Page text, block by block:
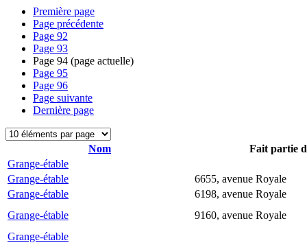
Première page
Page précédente
Page 92
Page 93
Page 94 (page actuelle)
Page 95
Page 96
Page suivante
Dernière page
Nom
Fait partie
Grange-étable
Grange-étable
6655, avenue Royale
Grange-étable
6198, avenue Royale
Grange-étable
9160, avenue Royale
Grange-étable